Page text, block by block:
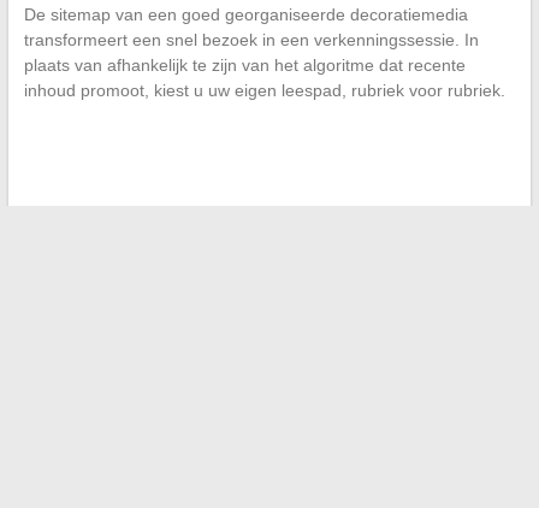
De sitemap van een goed georganiseerde decoratiemedia
transformeert een snel bezoek in een verkenningssessie. In
plaats van afhankelijk te zijn van het algoritme dat recente
inhoud promoot, kiest u uw eigen leespad, rubriek voor rubriek.